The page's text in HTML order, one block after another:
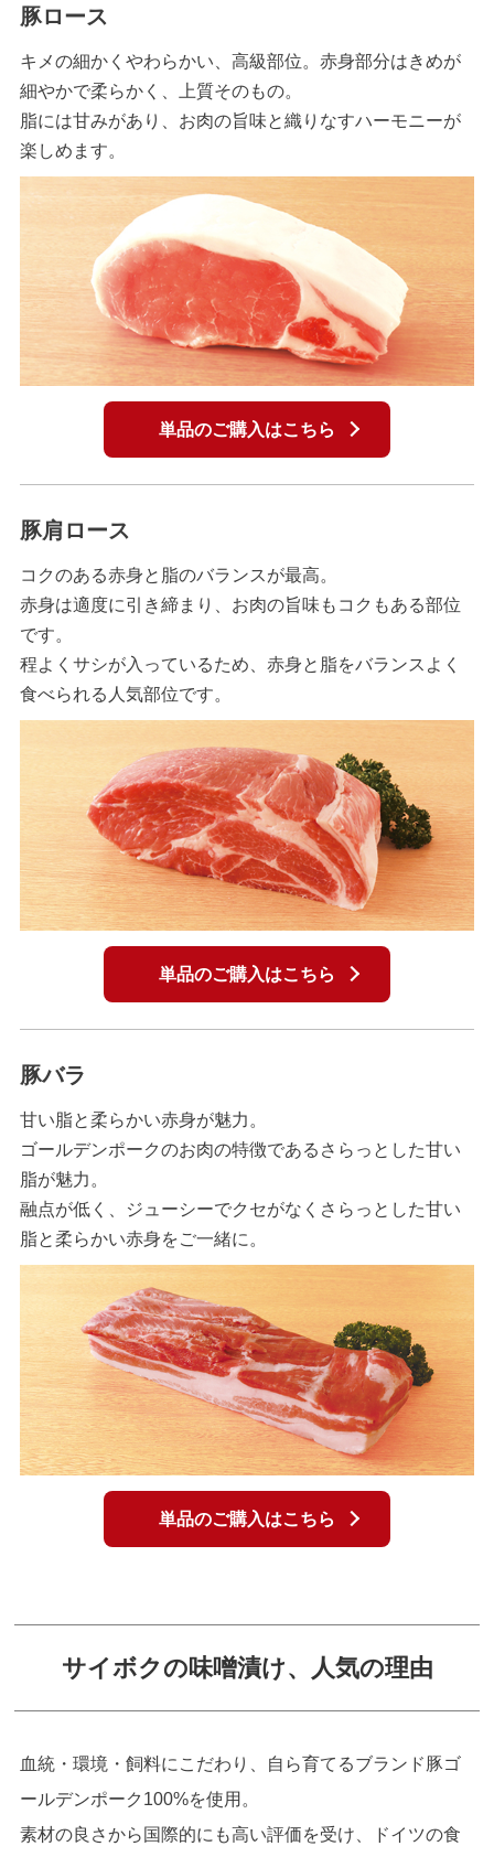
豚ロース
キメの細かくやわらかい、高級部位。赤身部分はきめが
細やかで柔らかく、上質そのもの。
脂には甘みがあり、お肉の旨味と織りなすハーモニーが
楽しめます。
単品のご購入はこちら
豚肩ロース
コクのある赤身と脂のバランスが最高。
赤身は適度に引き締まり、お肉の旨味もコクもある部位
です。
程よくサシが入っているため、赤身と脂をバランスよく
食べられる人気部位です。
単品のご購入はこちら
豚バラ
甘い脂と柔らかい赤身が魅力。
ゴールデンポークのお肉の特徴であるさらっとした甘い
脂が魅力。
融点が低く、ジューシーでクセがなくさらっとした甘い
脂と柔らかい赤身をご一緒に。
単品のご購入はこちら
サイボクの味噌漬け、人気の理由
血統・環境・飼料にこだわり、自ら育てるブランド豚ゴ
ールデンポーク100%を使用。
素材の良さから国際的にも高い評価を受け、ドイツの食